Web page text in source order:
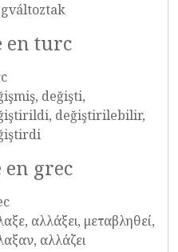
en turc
değişti,
değiştirilebilir,
en grec
αλλάξει, μεταβληθεί,
αλλάζει